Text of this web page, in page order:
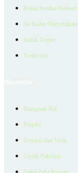
Konut Kredisi Rehberi
Ne Kadar Ödeyebilirim
Emlak Değeri
Verilerimiz
Danışman Bul
Projeler
Ücretsiz İlan Verin
Üyelik Paketleri